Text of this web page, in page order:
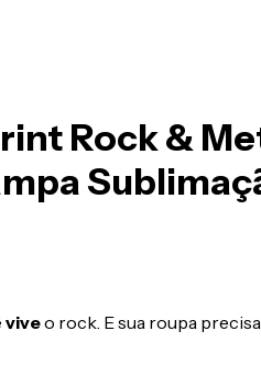
Rock &
viveo rock. E sua roupa